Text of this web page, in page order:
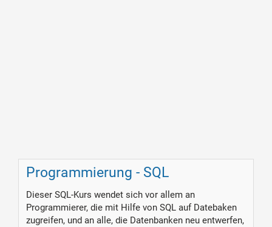
Programmierung - SQL
Dieser SQL-Kurs wendet sich vor allem an
Programmierer, die mit Hilfe von SQL auf Datebaken
zugreifen, und an alle, die Datenbanken neu entwerfen,